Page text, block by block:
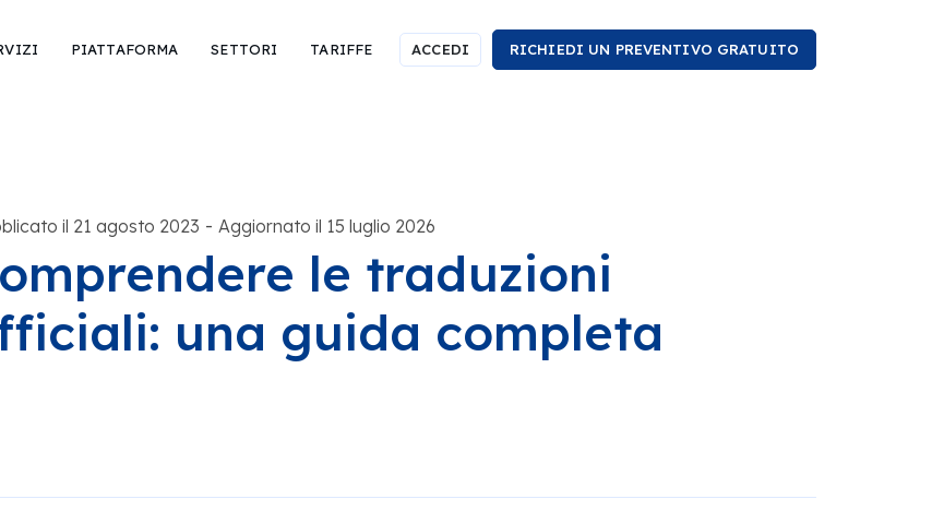
PIATTAFORMA SETTORI TARIFFE ACCEDI RICHIEDI UN PREVENTIVO GRATUITO
il 21 agosto 2023 - Aggiornato il 15 luglio 2026
le traduzioni
una guida completa